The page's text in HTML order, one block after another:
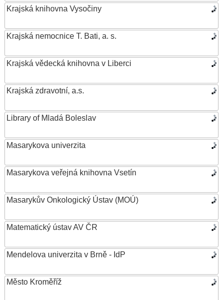
Krajská knihovna Vysočiny
Krajská nemocnice T. Bati, a. s.
Krajská vědecká knihovna v Liberci
Krajská zdravotní, a.s.
Library of Mladá Boleslav
Masarykova univerzita
Masarykova veřejná knihovna Vsetín
Masarykův Onkologický Ústav (MOÚ)
Matematický ústav AV ČR
Mendelova univerzita v Brně - IdP
Město Kroměříž